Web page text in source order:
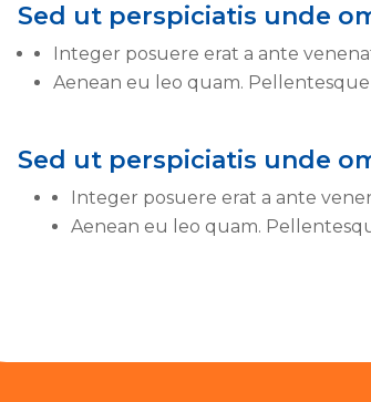
Sed ut perspiciatis unde
Integer posuere erat a ante
Aenean eu leo quam.
Sed ut perspiciatis unde
Integer posuere erat a ante
Aenean eu leo quam.